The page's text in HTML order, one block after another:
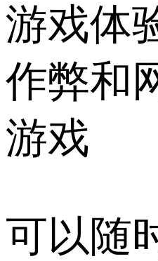
游戏体
作弊和
游戏
可以随